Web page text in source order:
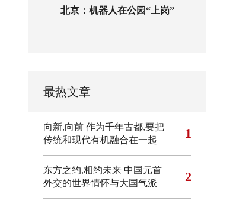
北京：机器人在公园“上岗”
最热文章
向新,向前 作为千年古都,要把
传统和现代有机融合在一起
1
东方之约,相约未来 中国元首
外交的世界情怀与大国气派
2